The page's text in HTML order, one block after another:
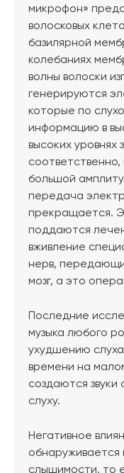
микрофон»
волосковых
базилярной
колебаниях
волны волоски
генерируются
которые по
информацию в
высоких уровнях
большой
передача
прекращается.
поддаются
вживление
нерв,
мозг, а это
Последние
музыка любого
ухудшению
времени на
создаются
слуху.
Негативное
обнаруживается
слышимости, то